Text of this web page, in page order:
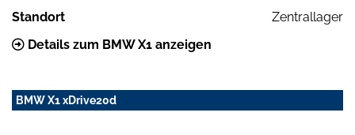
Standort
Zentrallager
Details zum BMW X1 anzeigen
BMW X1 xDrive20d